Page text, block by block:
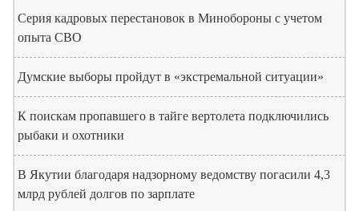
Серия кадровых перестановок в Минобороны с учетом
опыта СВО
Думские выборы пройдут в «экстремальной ситуации»
К поискам пропавшего в тайге вертолета подключились
рыбаки и охотники
В Якутии благодаря надзорному ведомству погасили 4,3
млрд рублей долгов по зарплате